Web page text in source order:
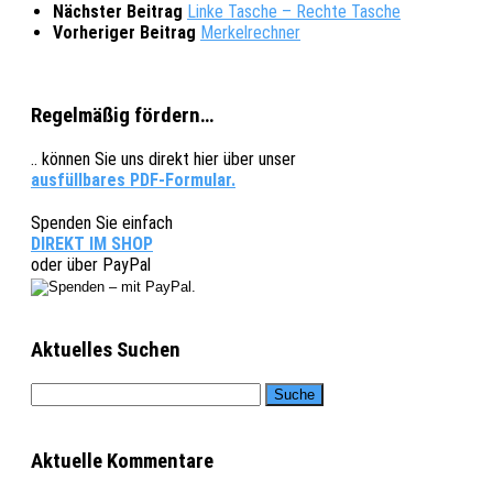
Nächster Beitrag Linke Tasche – Rechte Tasche
Vorheriger Beitrag Merkelrechner
Regelmäßig fördern…
.. können Sie uns direkt hier über unser
ausfüllbares PDF-Formular.
Spenden Sie einfach
DIREKT IM SHOP
oder über PayPal
Aktuelles Suchen
Aktuelle Kommentare